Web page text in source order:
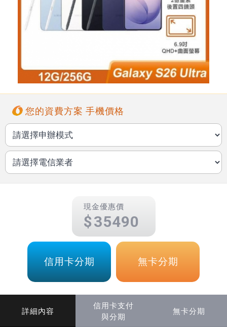
您的資費方案 手機價格
現金優惠價
35490
信用卡分期 無卡分期
詳細內容
信用卡支付
與分期
無卡分期